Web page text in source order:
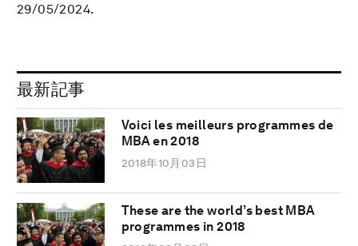
29/05/2024.
最新記事
Voici les meilleurs programmes de
MBA en 2018
2018年10月03日
These are the world’s best MBA
programmes in 2018